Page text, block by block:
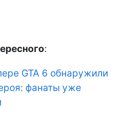
:
GTA 6 обнаружили
фанаты уже